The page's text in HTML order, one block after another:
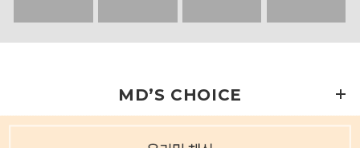
MD’S CHOICE